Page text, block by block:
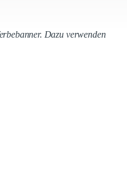
Dazu verwenden